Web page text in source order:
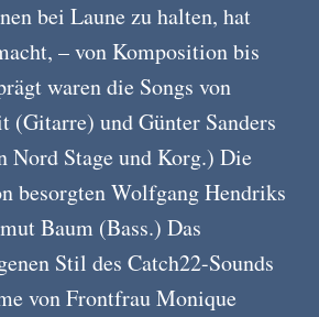
bei Laune zu halten, hat
– von Komposition bis
waren die Songs von
(Gitarre) und Günter Sanders
Nord Stage und Korg.) Die
besorgten Wolfgang Hendriks
Baum (Bass.) Das
Stil des Catch22-Sounds
von Frontfrau Monique